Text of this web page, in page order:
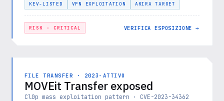
KEV-LISTED VPN EXPLOITATION AKIRA TARGET
RISK · CRITICAL VERIFICA ESPOSIZIONE →
FILE TRANSFER · 2023-ATTIVO
MOVEit Transfer exposed
Cl0p mass exploitation pattern · CVE-2023-34362